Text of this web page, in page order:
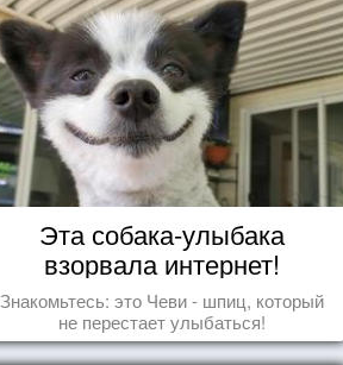
Эта собака-улыбака
взорвала интернет!
Знакомьтесь: это Чеви - шпиц, который
не перестает улыбаться!